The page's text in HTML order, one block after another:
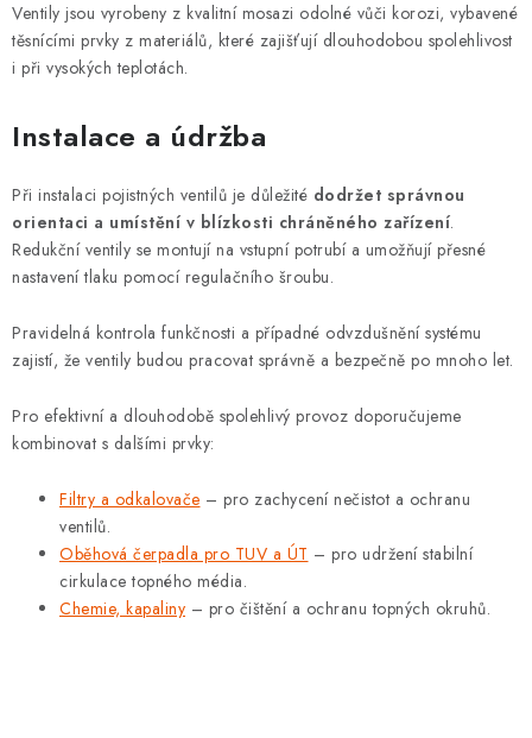
Ventily jsou vyrobeny z kvalitní mosazi odolné vůči korozi, vybavené
těsnícími prvky z materiálů, které zajišťují dlouhodobou spolehlivost
i při vysokých teplotách.
Instalace a údržba
Při instalaci pojistných ventilů je důležité dodržet správnou
orientaci a umístění v blízkosti chráněného zařízení.
Redukční ventily se montují na vstupní potrubí a umožňují přesné
nastavení tlaku pomocí regulačního šroubu.
Pravidelná kontrola funkčnosti a případné odvzdušnění systému
zajistí, že ventily budou pracovat správně a bezpečně po mnoho let.
Pro efektivní a dlouhodobě spolehlivý provoz doporučujeme
kombinovat s dalšími prvky:
Filtry a odkalovače – pro zachycení nečistot a ochranu
ventilů.
Oběhová čerpadla pro TUV a ÚT – pro udržení stabilní
cirkulace topného média.
Chemie, kapaliny – pro čištění a ochranu topných okruhů.